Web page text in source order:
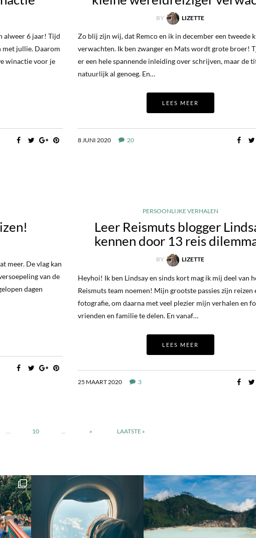
alweer 6 jaar! Tijd
met jullie. Daarom
winactie voor je
BY LIZETTE
Zo blij zijn wij, dat Remco en ik in december een tweede
verwachten. Ik ben zwanger en Mats wordt grote broer!
er een hele spannende inleiding over schrijven, maar de
natuurlijk al genoeg. En…
LEES MEER
8 JUNI 2020 20
meer. De vlag kan
van de
dagen
PERSOONLIJKE VERHALEN
Leer Reismuts blogger
kennen door 13 reis
BY LIZETTE
Heyhoi! Ik ben Lindsay en sinds kort mag ik mij deel van
Reismuts team noemen! Mijn grootste passies zijn reizen
fotografie, om daarna met veel plezier mijn verhalen en
vrienden en familie te delen. En vanaf…
LEES MEER
25 MAART 2020 3
10 » LAATSTE »